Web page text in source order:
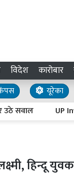
विदेश कारोबार
यूरेका
UP
हिन्दू